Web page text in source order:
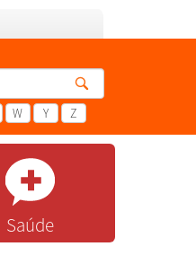
W Y Z
Saúde